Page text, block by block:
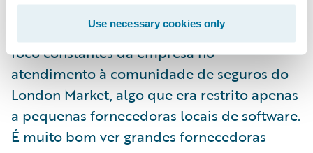
Use necessary cookies only
aprimorado. O credenciamento da
Guidewire exemplifica o compromisso e o
foco constantes da empresa no
atendimento à comunidade de seguros do
London Market, algo que era restrito apenas
a pequenas fornecedoras locais de software.
É muito bom ver grandes fornecedoras